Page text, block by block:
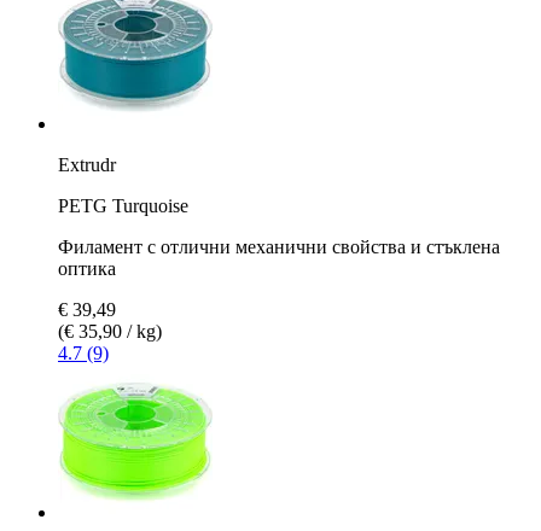
Extrudr
PETG Turquoise
Филамент с отлични механични свойства и стъклена
оптика
€ 39,49
(€ 35,90 / kg)
4.7 (9)